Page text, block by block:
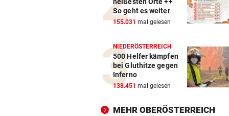
So geht es weiter
155.031 mal gelesen
NIEDERÖSTERREICH
500 Helfer kämpfen
bei Gluthitze gegen
Inferno
138.451 mal gelesen
MEHR OBERÖSTERREICH